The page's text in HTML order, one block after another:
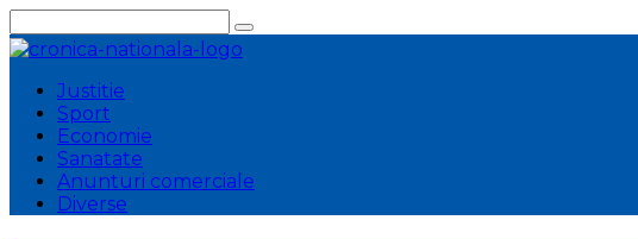
la
conținut
Justitie
Sport
Economie
Sanatate
Anunturi comerciale
Diverse